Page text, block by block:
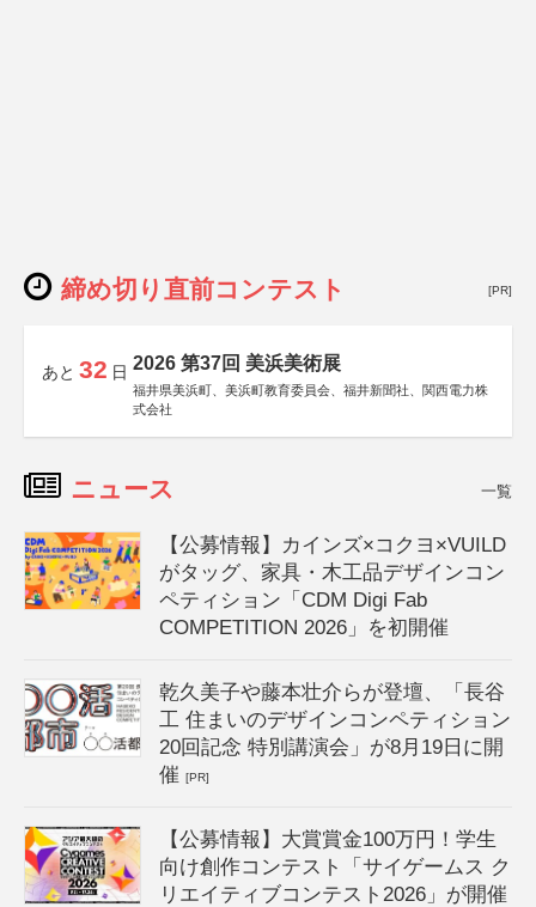
締め切り直前コンテスト [PR]
あと 32 日 2026 第37回 美浜美術展
福井県美浜町、美浜町教育委員会、福井新聞社、関西電力株
式会社
ニュース 一覧
【公募情報】カインズ×コクヨ×VUILD
がタッグ、家具・木工品デザインコン
ペティション「CDM Digi Fab
COMPETITION 2026」を初開催
乾久美子や藤本壮介らが登壇、「長谷
工 住まいのデザインコンペティション
20回記念 特別講演会」が8月19日に開
催[PR]
【公募情報】大賞賞金100万円！学生
向け創作コンテスト「サイゲームス ク
リエイティブコンテスト2026」が開催